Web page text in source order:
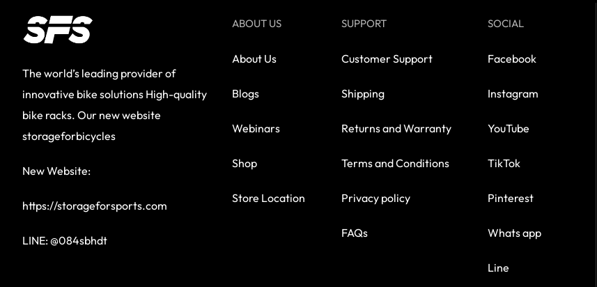
The world’s leading provider of
innovative bike solutions High-quality
bike racks. Our new website
storageforbicycles
New Website:
https://storageforsports.com
LINE: @084sbhdt
ABOUT US
About Us
Blogs
Webinars
Shop
Store Location
SUPPORT
Customer Support
Shipping
Returns and Warranty
Terms and Conditions
Privacy policy
FAQs
SOCIAL
Facebook
Instagram
YouTube
TikTok
Pinterest
Whats app
Line